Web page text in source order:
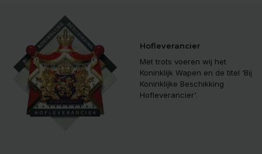
Hofleverancier
Met trots voeren wij het
Koninklijk Wapen en de titel ‘Bij
Koninklijke Beschikking
Hofleverancier'.